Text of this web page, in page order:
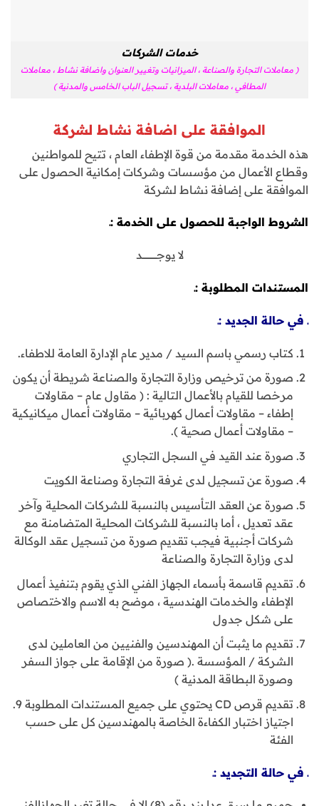
خدمات الشركات
( معاملات التجارة والصناعة ، الميزانيات وتغيير العنوان واضافة نشاط ، معاملات
المطافي ، معاملات البلدية ، تسجيل الباب الخامس والمدنية )
الموافقة على اضافة نشاط لشركة
هذه الخدمة مقدمة من قوة الإطفاء العام ، تتيح للمواطنين
وقطاع الأعمال من مؤسسات وشركات إمكانية الحصول على
الموافقة على إضافة نشاط لشركة
الشروط الواجبة للحصول على الخدمة :ـ
لا يوجــــــــــــــــــــد
المستندات المطلوبة :ـ
ـ في حالة الجديد :ـ
كتاب رسمي باسم السيد / مدير عام الإدارة العامة للاطفاء.
صورة من ترخيص وزارة التجارة والصناعة شريطة أن يكون
مرخصا للقيام بالأعمال التالية : ( مقاول عام – مقاولات
إطفاء – مقاولات أعمال كهربائية – مقاولات أعمال ميكانيكية
– مقاولات أعمال صحية ).
صورة عند القيد في السجل التجاري
صورة عن تسجيل لدى غرفة التجارة وصناعة الكويت
صورة عن العقد التأسيس بالنسبة للشركات المحلية وآخر
عقد تعديل ، أما بالنسبة للشركات المحلية المتضامنة مع
شركات أجنبية فيجب تقديم صورة من تسجيل عقد الوكالة
لدى وزارة التجارة والصناعة
تقديم قاسمة بأسماء الجهاز الفني الذي يقوم بتنفيذ أعمال
الإطفاء والخدمات الهندسية ، موضح به الاسم والاختصاص
على شكل جدول
تقديم ما يثبت أن المهندسين والفنيين من العاملين لدى
الشركة / المؤسسة .( صورة من الإقامة على جواز السفر
وصورة البطاقة المدنية )
تقديم قرص CD يحتوي على جميع المستندات المطلوبة 9.
اجتياز اختبار الكفاءة الخاصة بالمهندسين كل على حسب
الفئة
ـ في حالة التجديد :ـ